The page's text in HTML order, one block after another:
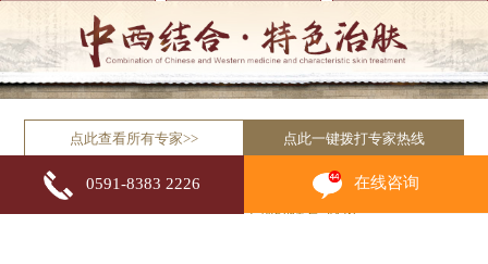
点此查看所有专家>> 点此一键拨打专家热线
自助挂号平台
积极响应国家“网上预约挂号”政策
0591-8383 2226 在线咨询